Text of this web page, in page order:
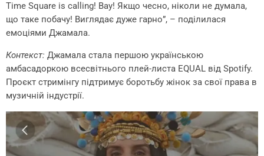
Time Square is calling! Вау! Якщо чесно, ніколи не думала,
що таке побачу! Виглядає дуже гарно”, – поділилася
емоціями Джамала.
Контекст: Джамала стала першою українською
амбасадоркою всесвітнього плей-листа EQUAL від Spotify.
Проєкт стримінгу підтримує боротьбу жінок за свої права в
музичній індустрії.